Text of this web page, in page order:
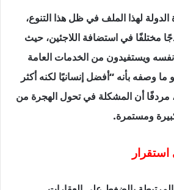
لهذا الملف في ظل هذا التنوع،
مختلفًا في استضافة اللاجئين، حيث
ويستفيدون من الخدمات العامة
وصفه بأنه “أفضل إنسانيًا لكنه أكثر
مردفًا أن المشكلة في تحول الهجرة من
ومستمرة.